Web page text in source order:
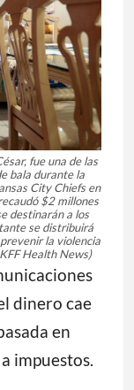
fue una de las
bala durante la
City Chiefs en
$2 millones
destinarán a los
se distribuirá
la violencia
Health News)
dinero cae
en
impuestos.